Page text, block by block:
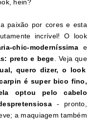
hein?
paixão por cores e esta
incrível! O look
chic-moderníssima e
preto e bege . Veja que
quero dizer, o look
é super bico fino,
optou pelo cabelo
- pronto,
a maquiagem também